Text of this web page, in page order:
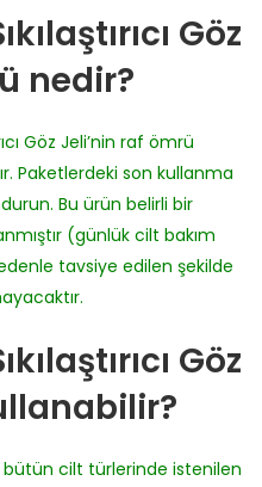
Göz
nedir?
Göz Jeli’nin raf ömrü
Paketlerdeki son kullanma
Bu ürün belirli bir
(günlük cilt bakım
tavsiye edilen şekilde
Göz
bütün cilt türlerinde istenilen